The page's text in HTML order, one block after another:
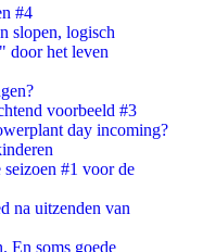
#4
slopen, logisch
door het leven
voorbeeld #3
day incoming?
#1 voor de
na uitzenden van
En soms goede